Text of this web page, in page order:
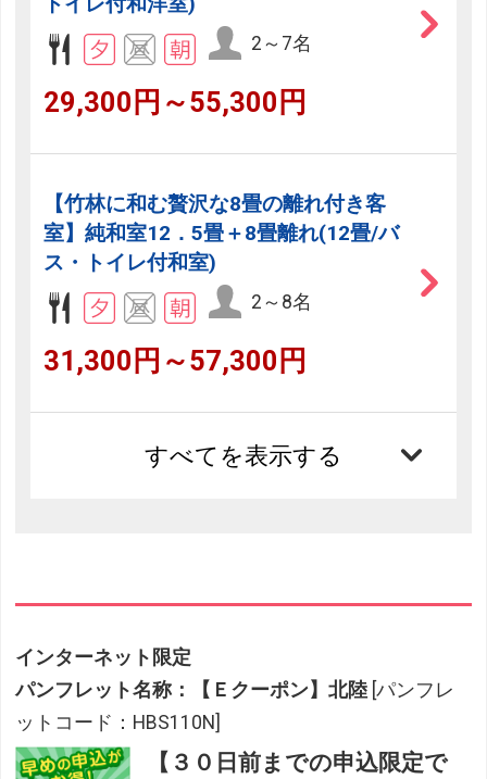
2～7名
29,300円～55,300円
【竹林に和む贅沢な8畳の離れ付き客
室】純和室12．5畳＋8畳離れ(12畳/バ
ス・トイレ付和室)
2～8名
31,300円～57,300円
すべてを表示する
インターネット限定
パンフレット名称：【Ｅクーポン】北陸 [パンフレ
ットコード：HBS110N]
【３０日前までの申込限定で